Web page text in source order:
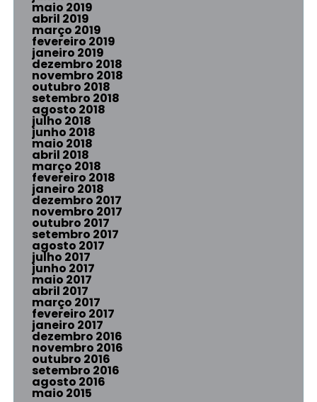
maio 2019
abril 2019
março 2019
fevereiro 2019
janeiro 2019
dezembro 2018
novembro 2018
outubro 2018
setembro 2018
agosto 2018
julho 2018
junho 2018
maio 2018
abril 2018
março 2018
fevereiro 2018
janeiro 2018
dezembro 2017
novembro 2017
outubro 2017
setembro 2017
agosto 2017
julho 2017
junho 2017
maio 2017
abril 2017
março 2017
fevereiro 2017
janeiro 2017
dezembro 2016
novembro 2016
outubro 2016
setembro 2016
agosto 2016
maio 2015